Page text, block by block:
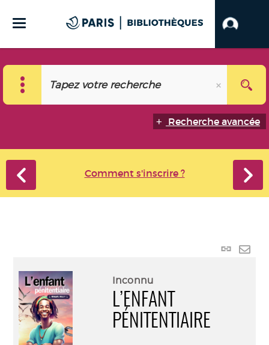
Recherche avancée
Comment s'inscrire ?
Lien
Inconnu
L’ENFANT
PÉNITENTIAIRE